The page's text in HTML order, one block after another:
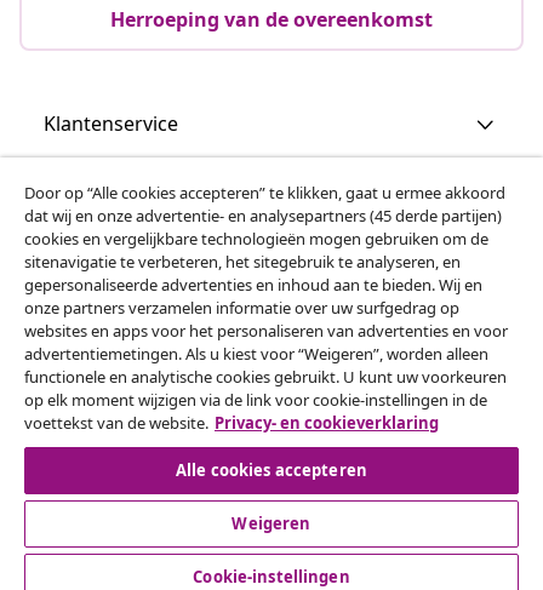
Herroeping van de overeenkomst
Klantenservice
Zakelijk
vidaXL
Ontdek meer
© 2008-2026 vidaXL www.vidaxl.nl is een website van vidaXL
Marketplace B.V.
Door op “Alle cookies accepteren” te klikken, gaat u ermee akkoord
dat wij en onze advertentie- en analysepartners (45 derde partijen)
cookies en vergelijkbare technologieën mogen gebruiken om de
sitenavigatie te verbeteren, het sitegebruik te analyseren, en
gepersonaliseerde advertenties en inhoud aan te bieden. Wij en
onze partners verzamelen informatie over uw surfgedrag op
websites en apps voor het personaliseren van advertenties en voor
advertentiemetingen. Als u kiest voor “Weigeren”, worden alleen
functionele en analytische cookies gebruikt. U kunt uw voorkeuren
op elk moment wijzigen via de link voor cookie-instellingen in de
voettekst van de website. Privacy- en cookieverklaring
Alle cookies accepteren
Weigeren
Cookie-instellingen